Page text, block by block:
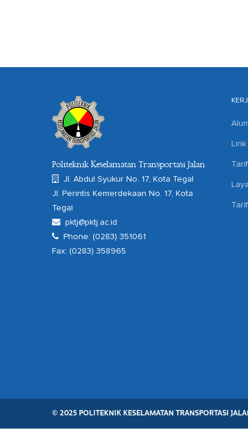
Politeknik Keselamatan Transportasi Jalan
Jl. Abdul Syukur No. 17, Kota Tegal
Jl. Perintis Kemerdekaan No. 17, Kota
Tegal
pktj@pktj.ac.id
Phone: (0283) 351061
Fax: (0283) 358965
© 2025 POLITEKNIK KESELAMATAN TRANSPORTASI